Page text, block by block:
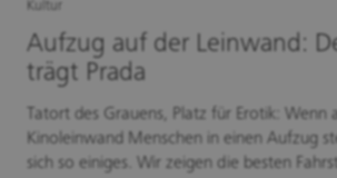
Kultur
Aufzug auf der Leinwand:
trägt Prada
Tatort des Grauens, Platz für Erotik: Wenn
Kinoleinwand Menschen in einen Aufzug
sich so einiges. Wir zeigen die besten